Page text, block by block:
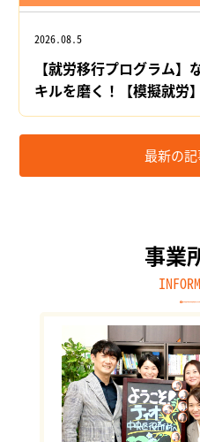
2026.08.5
【就労移行プログラム
キルを磨く！【模擬就労】
最新の
事業